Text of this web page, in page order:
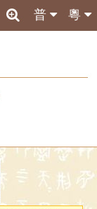
粵
普